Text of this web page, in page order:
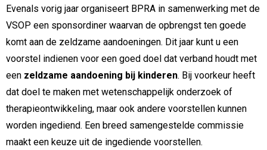
Evenals vorig jaar organiseert BPRA in samenwerking met de
VSOP een sponsordiner waarvan de opbrengst ten goede
komt aan de zeldzame aandoeningen. Dit jaar kunt u een
voorstel indienen voor een goed doel dat verband houdt met
een zeldzame aandoening bij kinderen. Bij voorkeur heeft
dat doel te maken met wetenschappelijk onderzoek of
therapieontwikkeling, maar ook andere voorstellen kunnen
worden ingediend. Een breed samengestelde commissie
maakt een keuze uit de ingediende voorstellen.